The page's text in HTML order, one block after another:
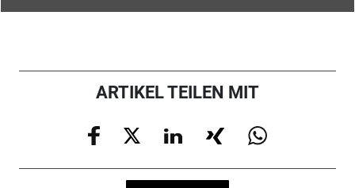
ARTIKEL TEILEN MIT